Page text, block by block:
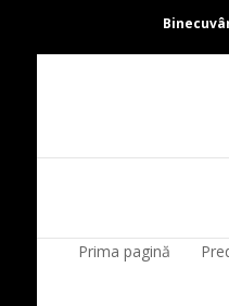
Prima pagină